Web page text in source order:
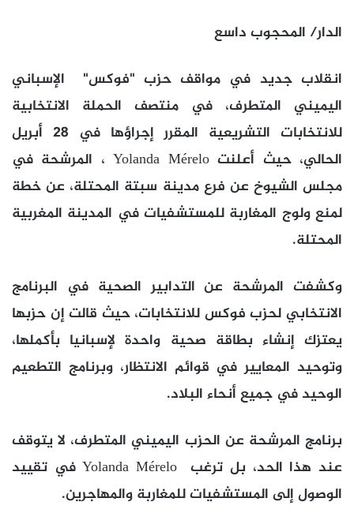
الدار/ المحجوب داسع
انقلاب جديد في مواقف حزب "فوكس" الإسباني
اليميني المتطرف، في منتصف الحملة الانتخابية
للانتخابات التشريعية المقرر إجراؤها في 28 أبريل
الحالي، حيث أعلنت Yolanda Mérelo ، المرشحة في
مجلس الشيوخ عن فرع مدينة سبتة المحتلة، عن خطة
لمنع ولوج المغاربة للمستشفيات في المدينة المغربية
المحتلة.
وكشفت المرشحة عن التدابير الصحية في البرنامج
الانتخابي لحزب فوكس للانتخابات، حيث قالت إن حزبها
يعتزك إنشاء بطاقة صحية واحدة لإسبانيا بأكملها،
وتوحيد المعايير في قوائم الانتظار، وبرنامج التطعيم
الوحيد في جميع أنحاء البلاد.
برنامج المرشحة عن الحزب اليميني المتطرف، لا يتوقف
عند هذا الحد، بل ترغب Yolanda Mérelo في تقييد
الوصول إلى المستشفيات للمغاربة والمهاجرين.